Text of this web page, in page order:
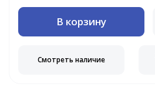
В корзину
Смотреть наличие